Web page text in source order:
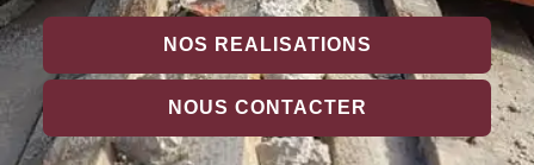
NOS REALISATIONS
NOUS CONTACTER